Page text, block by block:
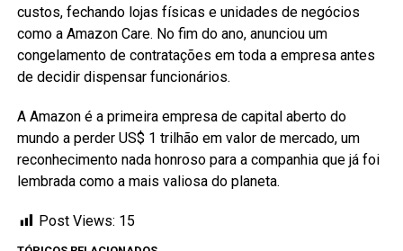
custos, fechando lojas físicas e unidades de negócios
como a Amazon Care. No fim do ano, anunciou um
congelamento de contratações em toda a empresa antes
de decidir dispensar funcionários.
A Amazon é a primeira empresa de capital aberto do
mundo a perder US$ 1 trilhão em valor de mercado, um
reconhecimento nada honroso para a companhia que já foi
lembrada como a mais valiosa do planeta.
Post Views: 15